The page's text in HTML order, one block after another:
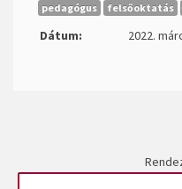
pedagógus
felsőoktatás
Dátum:
2022.